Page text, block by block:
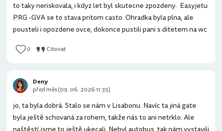
to taky neriskovala, i kdyz let byl skutecne zpozdeny. Easyjetu
PRG -GVA se to stava pritom casto. Ohradka byla plna, ale
pousteli i opozdene ovce, dokonce pustili pani s ditetem na wc
0 Citovat
jo, ta byla dobrá. Stalo se nám v Lisabonu. Navíc ta jiná gate
byla ještě schovaná za rohem, takže nás to ani netrklo. Ale
Deny
před měs (09. 06. 2026 11:35)